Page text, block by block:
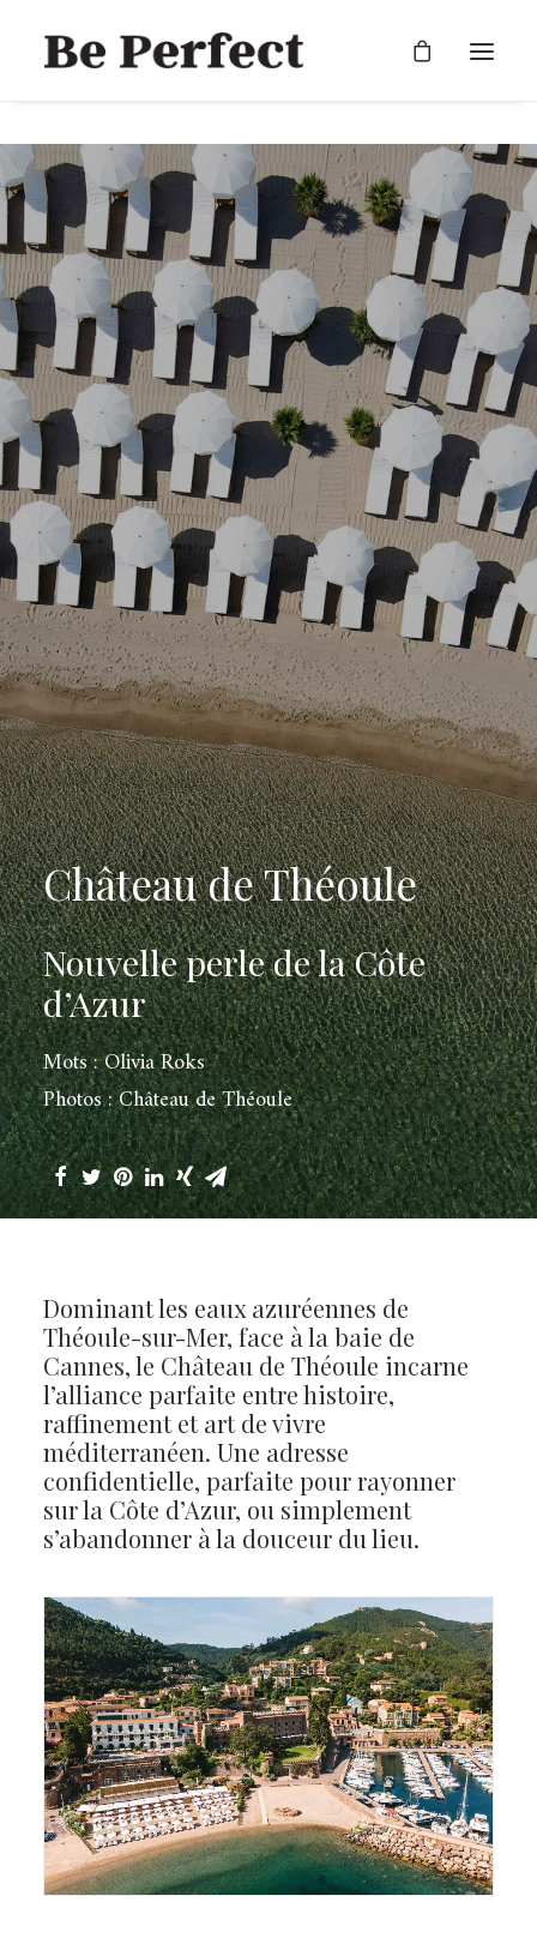
RECHERCHE
Château de Théoule
Nouvelle perle de la Côte
d’Azur
Mots : Olivia Roks
Photos : Château de Théoule
Dominant les eaux azuréennes de
Théoule-sur-Mer, face à la baie de
Cannes, le Château de Théoule incarne
l’alliance parfaite entre histoire,
raffinement et art de vivre
méditerranéen. Une adresse
confidentielle, parfaite pour rayonner
sur la Côte d’Azur, ou simplement
s’abandonner à la douceur du lieu.